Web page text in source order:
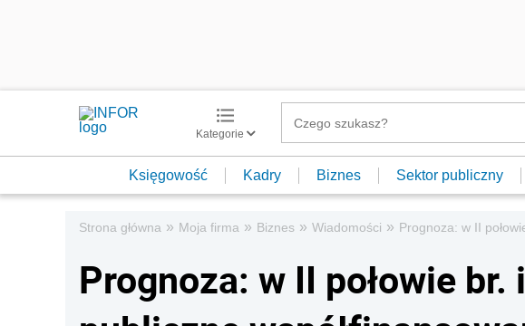
Kategorie
Księgowość Kadry Biznes Sektor publiczny
Strona główna » Moja firma » Biznes » Wiadomości » Prognoza: w II
Prognoza: w II połowie